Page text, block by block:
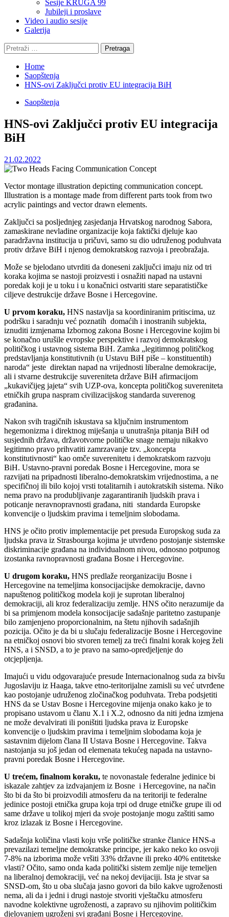
Sesije KRUGA 99
Jubileji i proslave
Video i audio sesije
Galerija
Pretraga:
Home
Saopštenja
HNS-ovi Zaključci protiv EU integracija BiH
Saopštenja
HNS-ovi Zaključci protiv EU integracija
BiH
21.02.2022
Vector montage illustration depicting communication concept.
Illustration is a montage made from different parts took from two
acrylic paintings and vector drawn elements.
Zaključci sa posljednjeg zasjedanja Hrvatskog narodnog Sabora,
zamaskirane nevladine organizacije koja faktički djeluje kao
paradržavna institucija u pričuvi, samo su dio udruženog poduhvata
protiv države BiH i njenog demokratskog razvoja i preobražaja.
Može se bjelodano utvrditi da doneseni zaključci imaju niz od tri
koraka kojima se nastoji proizvesti i osnažiti napad na ustavni
poredak koji je u toku i u konačnici ostvariti stare separatističke
ciljeve destrukcije države Bosne i Hercegovine.
U prvom koraku, HNS nastavlja sa koordiniranim pritiscima, uz
podršku i saradnju već poznatih domaćih i inostranih subjekta,
iznuditi izmjenama Izbornog zakona Bosne i Hercegovine kojim bi
se konačno urušile evropske perspektive i razvoj demokratskog
političkog i ustavnog sistema BiH. Zamka „legitimnog političkog
predstavljanja konstitutivnih (u Ustavu BiH piše – konstituentih)
naroda“ jeste direktan napad na vrijednosti liberalne demokracije,
ali i stvarne destrukcije suvereniteta države BiH afirmacijom
„kukavičijeg jajeta“ svih UZP-ova, koncepta političkog suvereniteta
etničkih grupa naspram civilizacijskog standarda suverenog
građanina.
Nakon svih tragičnih iskustava sa ključnim instrumentom
hegemonizma i direktnog miješanja u unutrašnja pitanja BiH od
susjednih država, državotvorne političke snage nemaju nikakvo
legitimno pravo prihvatiti zamrzavanje tzv. „koncepta
konstitutivnosti“ kao omče suverenitetu i demokratskom razvoju
BiH. Ustavno-pravni poredak Bosne i Hercegovine, mora se
razvijati na pripadnosti liberalno-demokratskim vrijednostima, a ne
specifičnoj ili bilo kojoj vrsti totalitarnih i autokratskih sistema. Niko
nema pravo na produbljivanje zagarantiranih ljudskih prava i
poticanje neravnopravnosti građana, niti standarda Europske
konvencije o ljudskim pravima i temeljnim slobodama.
HNS je očito protiv implementacije pet presuda Europskog suda za
ljudska prava iz Strasbourga kojima je utvrđeno postojanje sistemske
diskriminacije građana na individualnom nivou, odnosno potpunog
izostanka ravnopravnosti građana Bosne i Hercegovine.
U drugom koraku, HNS predlaže reorganizaciju Bosne i
Hercegovine na temeljima konsocijacijske demokracije, davno
napuštenog političkog modela koji je suprotan liberalnoj
demokraciji, ali kroz federalizaciju zemlje. HNS očito nerazumije da
bi sa primjenom modela konsocijacije sadašnje paritetno zastupanje
bilo zamjenjeno proporcionalnim, na štetu njihovih sadašnjih
pozicija. Očito je da bi u slučaju federalizacije Bosne i Hercegovine
na etničkoj osnovi bio stvoren temelj za treći finalni korak kojeg želi
HNS, a i SNSD, a to je pravo na samo-opredjeljenje do
otcjepljenja.
Imajući u vidu odgovarajuće presude Internacionalnog suda za bivšu
Jugoslaviju iz Haaga, takve etno-teritorijalne zamisli su već utvrđene
kao postojanje udruženog zločinačkog poduhvata. Treba podsjetiti
HNS da se Ustav Bosne i Hercegovine mijenja onako kako je to
propisano ustavom u članu X.1 i X.2, odnosno da niti jedna izmjena
ne može devalvirati ili poništiti ljudska prava iz Europske
konvencije o ljudskim pravima i temeljnim slobodama koja je
sastavnim dijelom člana II Ustava Bosne i Hercegovine. Takva
nastojanja su još jedan od elemenata tekućeg napada na ustavno-
pravni poredak Bosne i Hercegovine.
U trećem, finalnom koraku, te novonastale federalne jedinice bi
iskazale zahtjev za izdvajanjem iz Bosne i Hercegovine, na način
što bi da što bi proizvodili atmosferu da na teritoriji te federalne
jedinice postoji etnička grupa koja trpi od druge etničke grupe ili od
same države u tolikoj mjeri da svoje postojanje mogu zaštiti samo
kroz izlazak iz Bosne i Hercegovine.
Sadašnja količina vlasti koju vrše političke stranke članice HNS-a
prevazilazi temeljne demokratske principe, jer kako neko ko osvoji
7-8% na izborima može vršiti 33% državne ili preko 40% entitetske
vlasti? Očito, samo onda kada politički sistem zemlje nije temeljen
na liberalnoj demokraciji, već na nekoj devijaciji. Ista je stvar sa
SNSD-om, što u oba slučaja jasno govori da bilo kakve ugroženosti
nema, ali da i jedni i drugi nastoje stvoriti vještačku atmosferu
navodne kolektivne ugroženosti, a zapravo su njihovim političkim
djelovanjem ugroženi svi građani Bosne i Hercegovine.